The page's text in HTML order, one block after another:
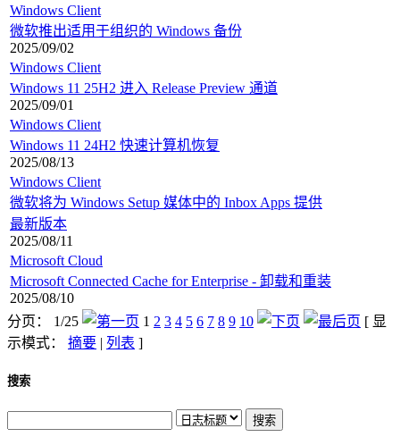
Windows Client
微软推出适用于组织的 Windows 备份
2025/09/02
Windows Client
Windows 11 25H2 进入 Release Preview 通道
2025/09/01
Windows Client
Windows 11 24H2 快速计算机恢复
2025/08/13
Windows Client
微软将为 Windows Setup 媒体中的 Inbox Apps 提供
最新版本
2025/08/11
Microsoft Cloud
Microsoft Connected Cache for Enterprise - 卸载和重装
2025/08/10
分页： 1/25
1 2 3 4 5 6 7 8 9 10
[ 显
示模式： 摘要 | 列表 ]
搜索